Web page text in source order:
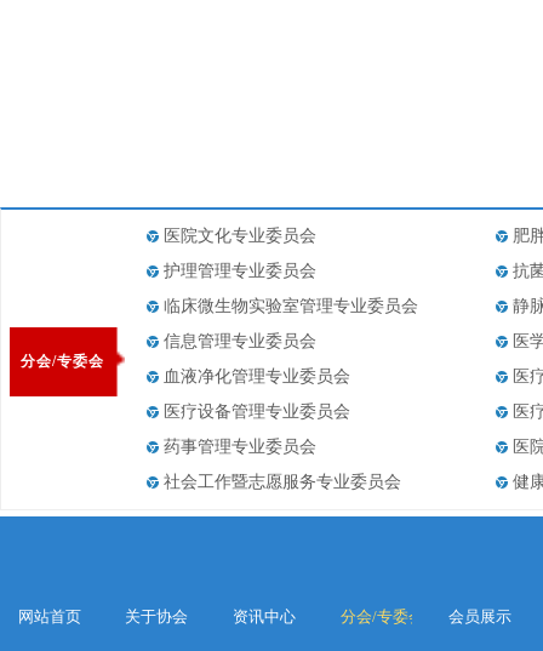
网站首页 关于协会 资讯中心 分会/专委会 会员展示
分会/专委会
医院文化专业委员会
肥
护理管理专业委员会
抗
临床微生物实验室管理专业委员会
静
信息管理专业委员会
医
血液净化管理专业委员会
医
医疗设备管理专业委员会
医
药事管理专业委员会
医
社会工作暨志愿服务专业委员会
健